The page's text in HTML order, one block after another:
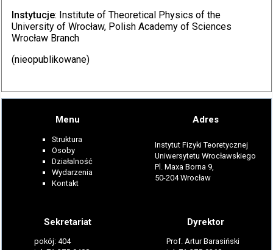
Instytucje: Institute of Theoretical Physics of the
University of Wrocław, Polish Academy of Sciences
Wrocław Branch
(nieopublikowane)
Menu
Struktura
Osoby
Działalność
Wydarzenia
Kontakt
Adres
Instytut Fizyki Teoretycznej
Uniwersytetu Wrocławskiego
Pl. Maxa Borna 9,
50-204 Wrocław
Sekretariat
pokój: 404
Dyrektor
Prof. Artur Barasiński